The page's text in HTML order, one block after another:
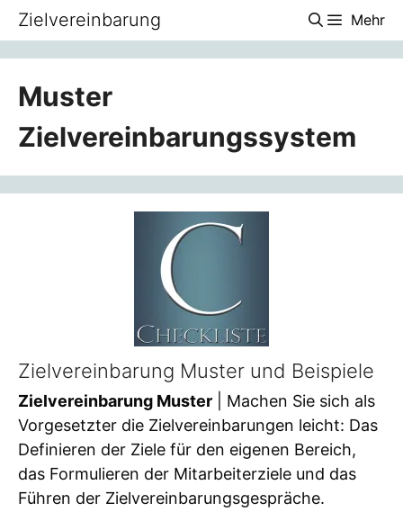
Zum
springen
Zielvereinbarung Mehr
Muster
Zielvereinbarungssystem
Zielvereinbarung Muster und Beispiele
Zielvereinbarung Muster | Machen Sie sich als
Vorgesetzter die Zielvereinbarungen leicht: Das
Definieren der Ziele für den eigenen Bereich,
das Formulieren der Mitarbeiterziele und das
Führen der Zielvereinbarungsgespräche.